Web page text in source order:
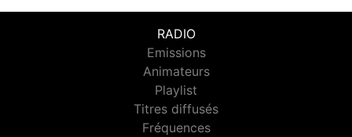
RADIO
Emissions
Animateurs
Playlist
Titres diffusés
Fréquences